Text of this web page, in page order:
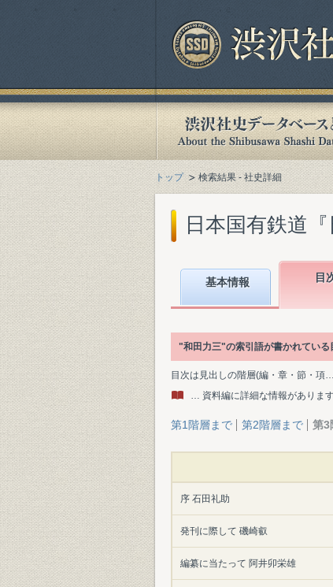
トップ 検索結果 - 社史詳細
日本国有鉄道
基本情報 目
"和田力三"の索引語が書かれている
目次は見出しの階層(編・章・節・項
… 資料編に詳細な情報があります
第1階層まで 第2階層まで 第3
序 石田礼助
発刊に際して 磯崎叡
編纂に当たって 阿井卯栄雄